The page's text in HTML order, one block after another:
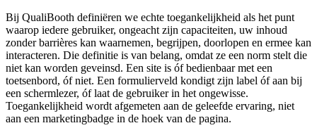
Bij QualiBooth definiëren we echte toegankelijkheid als het punt
waarop iedere gebruiker, ongeacht zijn capaciteiten, uw inhoud
zonder barrières kan waarnemen, begrijpen, doorlopen en ermee kan
interacteren. Die definitie is van belang, omdat ze een norm stelt die
niet kan worden geveinsd. Een site is óf bedienbaar met een
toetsenbord, óf niet. Een formulierveld kondigt zijn label óf aan bij
een schermlezer, óf laat de gebruiker in het ongewisse.
Toegankelijkheid wordt afgemeten aan de geleefde ervaring, niet
aan een marketingbadge in de hoek van de pagina.